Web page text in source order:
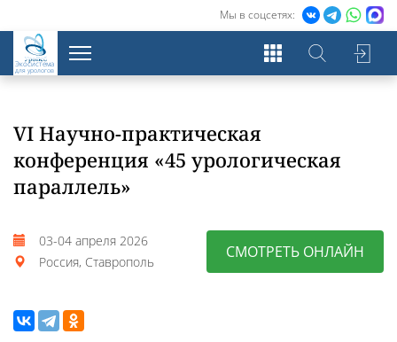
Мы в соцсетях:
Экосистема
для урологов
VI Научно-практическая
конференция «45 урологическая
параллель»
03-04 апреля 2026
Россия, Ставрополь
СМОТРЕТЬ ОНЛАЙН